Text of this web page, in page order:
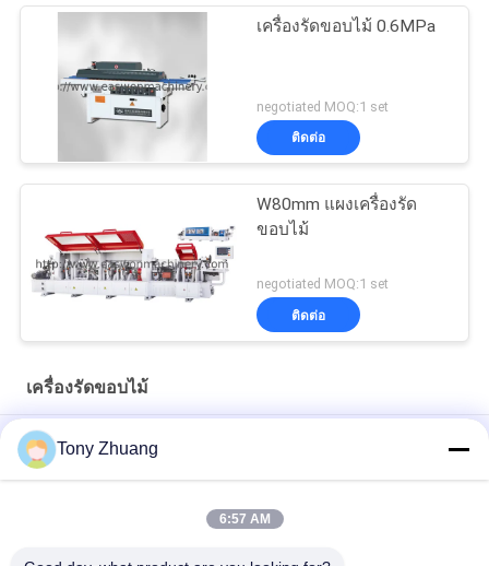
เครื่องรัดขอบไม้ 0.6MPa
negotiated MOQ:1 set
ติดต่อ
W80mm แผงเครื่องรัด
ขอบไม้
negotiated MOQ:1 set
ติดต่อ
เครื่องรัดขอบไม้
6.4m / นาที Edgebander อัตโนมัติ, เครื่องรัดขอบไม้ BJF115M
Tony Zhuang
6:57 AM